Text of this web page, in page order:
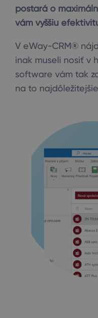
postará o
vám vyššiu
V eWay-CRM®
inak museli nosiť v
software vám tak
na to